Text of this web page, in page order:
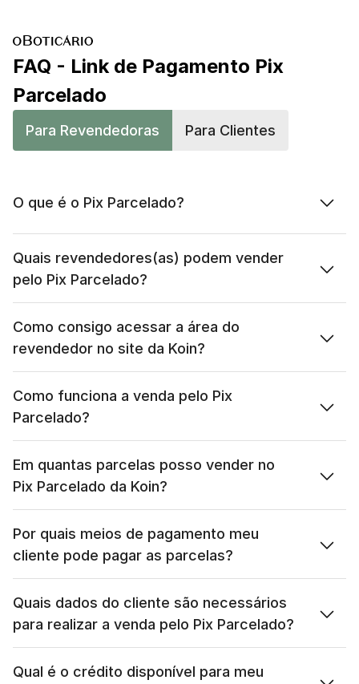
FAQ - Link de Pagamento Pix
Parcelado
Para Revendedoras Para Clientes
O que é o Pix Parcelado?
Quais revendedores(as) podem vender
pelo Pix Parcelado?
Como consigo acessar a área do
revendedor no site da Koin?
Como funciona a venda pelo Pix
Parcelado?
Em quantas parcelas posso vender no
Pix Parcelado da Koin?
Por quais meios de pagamento meu
cliente pode pagar as parcelas?
Quais dados do cliente são necessários
para realizar a venda pelo Pix Parcelado?
Qual é o crédito disponível para meu